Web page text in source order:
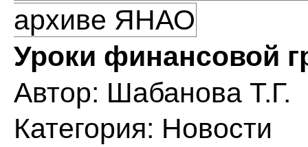
архиве ЯНАО
Уроки финансовой
Автор: Шабанова Т.Г.
Категория: Новости